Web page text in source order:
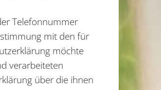
Telefonnummer
mit den für
möchte
verarbeiteten
über die ihnen